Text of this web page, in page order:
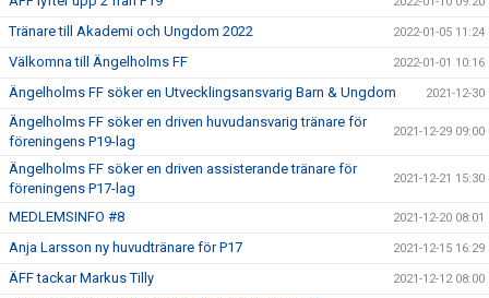
Tränare till Akademi och Ungdom 2022 2022-01-05 11:24
Välkomna till Ängelholms FF 2022-01-01 10:16
Ängelholms FF söker en Utvecklingsansvarig Barn & Ungdom 2021-12-30
Ängelholms FF söker en driven huvudansvarig tränare för
föreningens P19-lag
2021-12-29 09:00
Ängelholms FF söker en driven assisterande tränare för
föreningens P17-lag
2021-12-21 15:30
MEDLEMSINFO #8 2021-12-20 08:01
Anja Larsson ny huvudtränare för P17 2021-12-15 16:29
ÄFF tackar Markus Tilly 2021-12-12 08:00